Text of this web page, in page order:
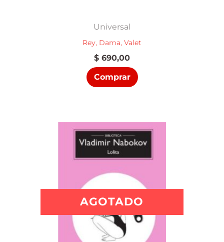
Universal
Rey, Dama, Valet
$ 690,00
Comprar
AGOTADO